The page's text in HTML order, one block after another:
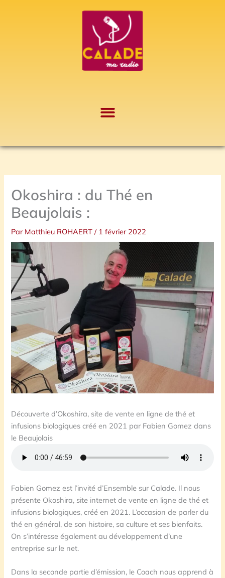
Okoshira : du Thé en
Beaujolais :
Par Matthieu ROHAERT/ 1 février 2022
Découverte d’Okoshira, site de vente en ligne de thé et
infusions biologiques créé en 2021 par Fabien Gomez dans
le Beaujolais
Fabien Gomez est l’invité d’Ensemble sur Calade. Il nous
présente Okoshira, site internet de vente en ligne de thé et
infusions biologiques, créé en 2021. L’occasion de parler du
thé en général, de son histoire, sa culture et ses bienfaits.
On s’intéresse également au développement d’une
entreprise sur le net.
Dans la seconde partie d’émission, le Coach nous apprend à